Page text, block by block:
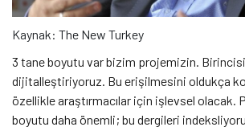
Kaynak: The New Turkey
3 tane boyutu var bizim projemizin.
dijitalleştiriyoruz. Bu erişilmesini oldukça
özellikle araştırmacılar için işlevsel olacak.
boyutu daha önemli; bu dergileri